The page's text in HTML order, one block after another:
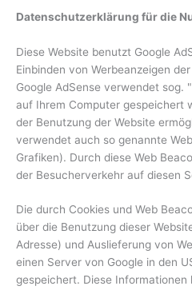
Datenschutzerklärung für die
Diese Website benutzt Google
Einbinden von Werbeanzeigen
Google AdSense verwendet sog.
auf Ihrem Computer gespeichert
der Benutzung der Website
verwendet auch so genannte
Grafiken). Durch diese Web
der Besucherverkehr auf diesen
Die durch Cookies und Web
über die Benutzung dieser
Adresse) und Auslieferung von
einen Server von Google in den
gespeichert. Diese Informationen